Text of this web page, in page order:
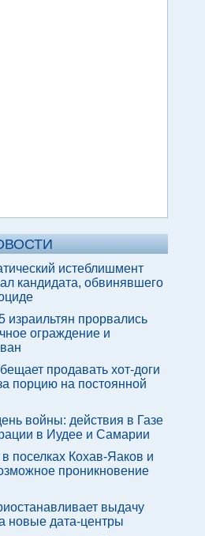
истеблишмент
кандидата, обвинявшего
израильтян прорвались
ограждение и
продавать хот-доги
порцию на постоянной
войны: действия в Газе
в Иудее и Самарии
поселках Кохав-Яаков и
проникновение
выдачу
новые дата-центры